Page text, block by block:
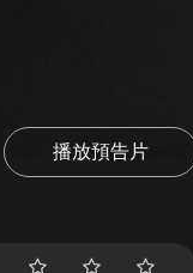
播放預告片